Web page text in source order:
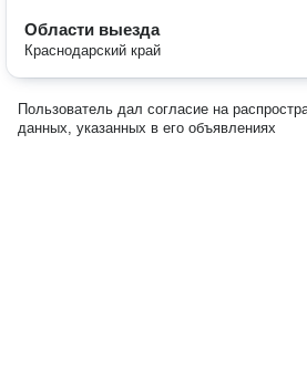
Области выезда
Краснодарский край
Пользователь дал согласие на
данных, указанных в его объявлениях